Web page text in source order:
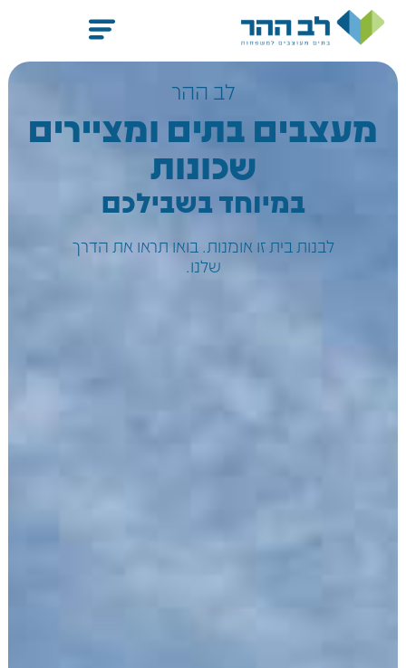
לב ההר
מעצבים בתים ומציירים
שכונות
במיוחד בשבילכם
לבנות בית זו אומנות. בואו תראו את הדרך
שלנו.